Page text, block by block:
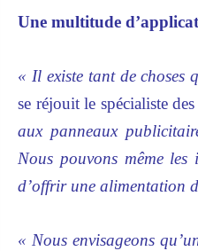
Une multitude
« Il existe tant de choses
se réjouit le spécialiste
aux panneaux
Nous pouvons même les
d’offrir une alimentation
« Nous envisageons